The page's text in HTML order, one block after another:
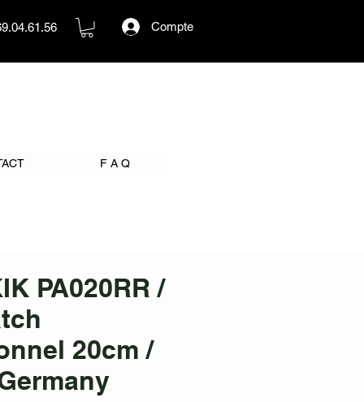
Compte
F A Q
PA020RR /
20cm /